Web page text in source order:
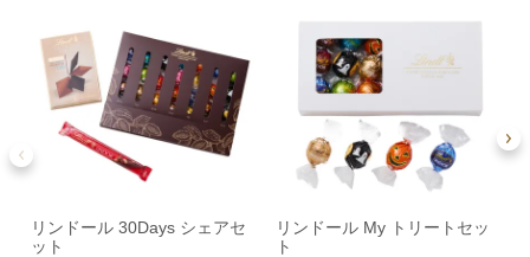
リンドール 30Days シェアセ
ット
リンドール My トリートセッ
ト